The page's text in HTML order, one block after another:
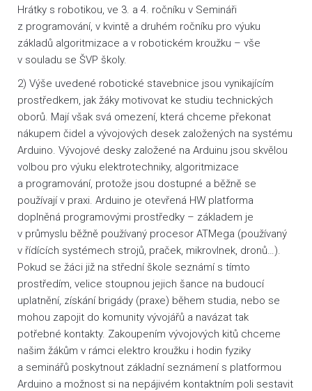
Hrátky s robotikou, ve 3. a 4. ročníku v Semináři
z programování, v kvintě a druhém ročníku pro výuku
základů algoritmizace a v robotickém kroužku – vše
v souladu se ŠVP školy.
2) Výše uvedené robotické stavebnice jsou vynikajícím
prostředkem, jak žáky motivovat ke studiu technických
oborů. Mají však svá omezení, která chceme překonat
nákupem čidel a vývojových desek založených na systému
Arduino. Vývojové desky založené na Arduinu jsou skvělou
volbou pro výuku elektrotechniky, algoritmizace
a programování, protože jsou dostupné a běžně se
používají v praxi. Arduino je otevřená HW platforma
doplněná programovými prostředky – základem je
v průmyslu běžně používaný procesor ATMega (používaný
v řídících systémech strojů, praček, mikrovlnek, dronů…).
Pokud se žáci již na střední škole seznámí s tímto
prostředím, velice stoupnou jejich šance na budoucí
uplatnění, získání brigády (praxe) během studia, nebo se
mohou zapojit do komunity vývojářů a navázat tak
potřebné kontakty. Zakoupením vývojových kitů chceme
našim žákům v rámci elektro kroužku i hodin fyziky
a seminářů poskytnout základní seznámení s platformou
Arduino a možnost si na nepájivém kontaktním poli sestavit